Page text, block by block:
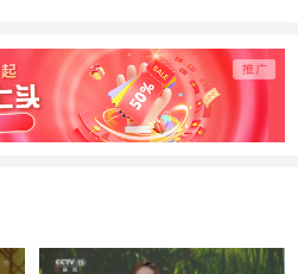
全面内战爆发
蒋介
战